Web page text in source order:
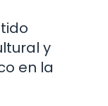
y
en la